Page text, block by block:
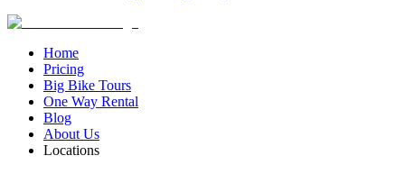
Home
Pricing
Big Bike Tours
One Way Rental
Blog
About Us
Locations